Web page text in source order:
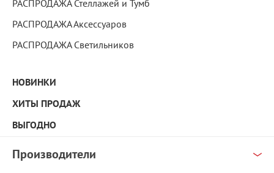
РАСПРОДАЖА Стеллажей и Тумб
РАСПРОДАЖА Аксессуаров
РАСПРОДАЖА Светильников
НОВИНКИ
ХИТЫ ПРОДАЖ
ВЫГОДНО
Производители